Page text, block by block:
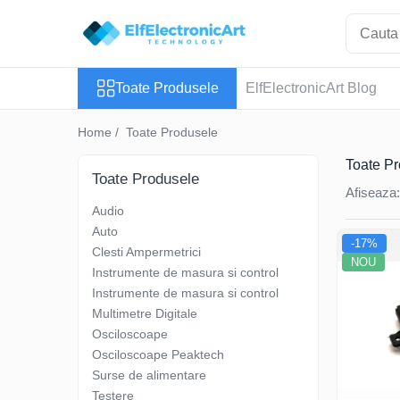
Surse de alimentare
Osciloscoape AXIOMET
Toate Produsele ElfElectronicArt Blog
Home / Toate Produsele
Toate
Toate Produsele
Audio
Auto
Clesti Ampermetrici
Instrumente de masura si control
Instrumente de masura si control
Multimetre Digitale
Osciloscoape
Osciloscoape Peaktech
Surse de alimentare
Testere
Afiseaza:
-17%
NOU